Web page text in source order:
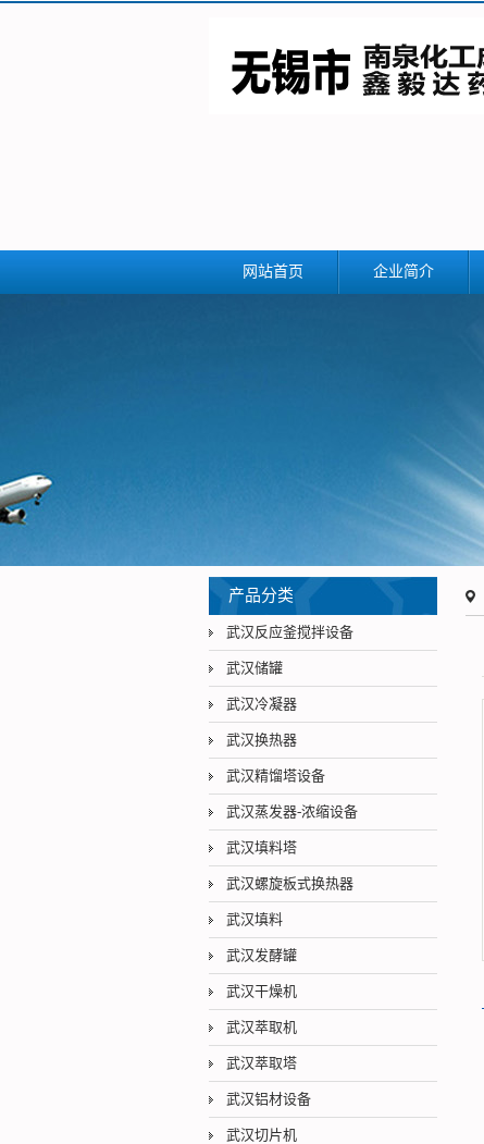
网站首页 企业简介
产品分类
武汉反应釜搅拌设备
武汉储罐
武汉冷凝器
武汉换热器
武汉精馏塔设备
武汉蒸发器-浓缩设备
武汉填料塔
武汉螺旋板式换热器
武汉填料
武汉发酵罐
武汉干燥机
武汉萃取机
武汉萃取塔
武汉铝材设备
武汉切片机